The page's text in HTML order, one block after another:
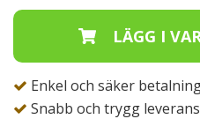
Enkel och säker
Snabb och trygg leverans